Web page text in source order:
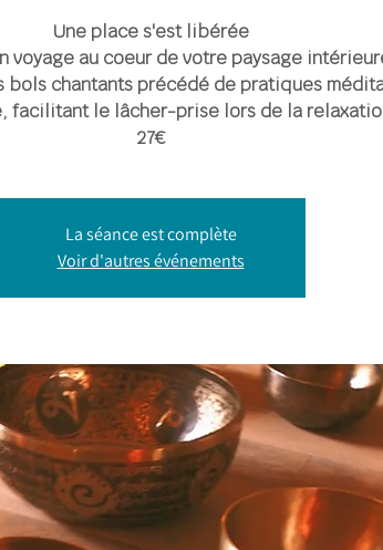
Une place s'est libérée
voyage au coeur de votre paysage
bols chantants précédé de pratiques
facilitant le lâcher-prise lors de la
27€
La séance est complète
Voir d'autres événements